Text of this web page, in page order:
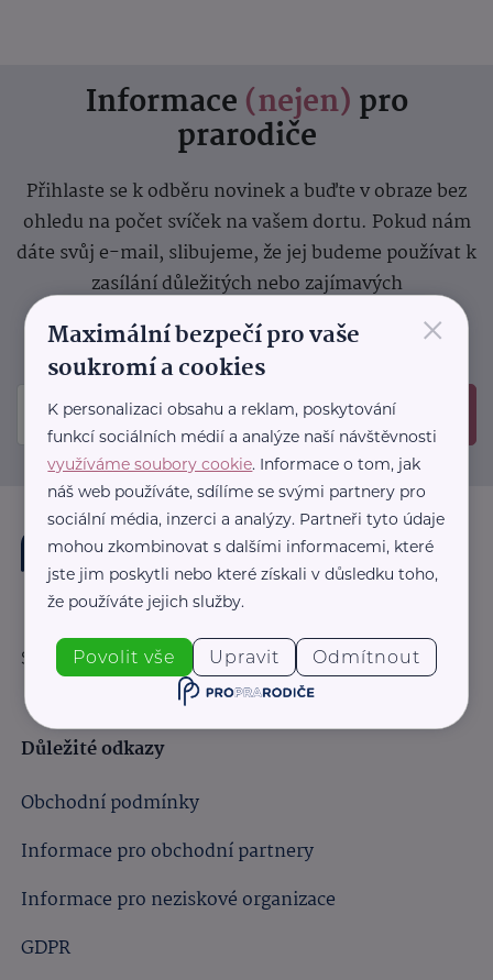
Informace (nejen) pro
prarodiče
Přihlaste se k odběru novinek a buďte v obraze bez
ohledu na počet svíček na vašem dortu. Pokud nám
dáte svůj e-mail, slibujeme, že jej budeme používat k
zasílání důležitých nebo zajímavých
Prosíme, zkontrolujte si svoji emailovou
schránku, kam jsme poslali potvrzovací e-mail.
Odeslat
Sledujte nás:
Důležité odkazy
Obchodní podmínky
Informace pro obchodní partnery
Informace pro neziskové organizace
GDPR
×
Maximální bezpečí pro vaše
soukromí a cookies
K personalizaci obsahu a reklam, poskytování
funkcí sociálních médií a analýze naší návštěvnosti
využíváme soubory cookie. Informace o tom, jak
náš web používáte, sdílíme se svými partnery pro
sociální média, inzerci a analýzy. Partneři tyto údaje
mohou zkombinovat s dalšími informacemi, které
jste jim poskytli nebo které získali v důsledku toho,
že používáte jejich služby.
Povolit vše Upravit Odmítnout